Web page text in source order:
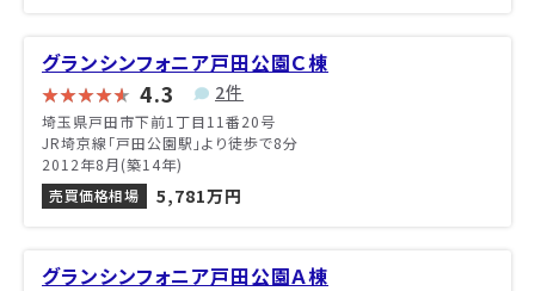
グランシンフォニア戸田公園Ｃ棟
4.3 2件
埼玉県戸田市下前1丁目11番20号
JR埼京線「戸田公園駅」より徒歩で8分
2012年8月(築14年)
売買価格相場
5,781万円
グランシンフォニア戸田公園Ａ棟